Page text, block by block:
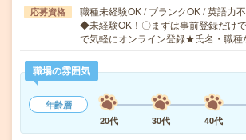
応募資格
職種未経験OK / ブランクOK / 英語力
◆未経験OK！〇まずは事前登録だけ
で気軽にオンライン登録★氏名・職
職場の雰囲気
年齢層
20代
30代 40代